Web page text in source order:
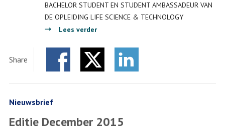
BACHELOR STUDENT EN STUDENT AMBASSADEUR VAN
DE OPLEIDING LIFE SCIENCE & TECHNOLOGY
Lees verder
voelt
alsof
voeten
Share
Nieuwsbrief
Editie December 2015